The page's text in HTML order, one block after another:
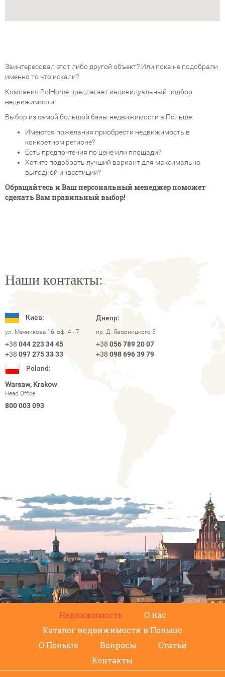
Заинтересовал этот либо другой объект? Или пока не подобрали
именно то что искали?
Компания PolHome предлагает индивидуальный подбор
недвижимости.
Выбор из самой большой базы недвижимости в Польше:
Имеются пожелания приобрести недвижимость в
конкретном регионе?
Есть предпочтения по цене или площади?
Хотите подобрать лучший вариант для максимально
выгодной инвестиции?
Обращайтесь и Ваш персональный менеджер поможет
сделать Вам правильный выбор!
Наши контакты:
Киев:
ул. Мечникова 16, оф. 4 - 7
+38 044 223 34 45
+38 097 275 33 33
Днепр:
пр. Д. Яворницкого 5
+38 056 789 20 07
+38 098 696 39 79
Poland:
Warsaw, Krakow
Head Office
800 003 093
Недвижимость
О нас
Каталог недвижимости в Польше
О Польше
Вопросы
Статьи
Контакты